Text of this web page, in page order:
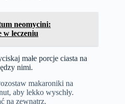
neomycini:
w leczeniu
małe porcje ciasta na
nimi.
makaroniki na
aby lekko wyschły.
na zewnątrz.